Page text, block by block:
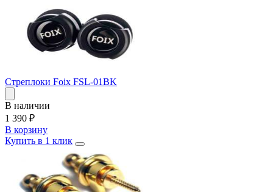
Стреплоки Foix FSL-01BK
В наличии
1 390 ₽
В корзину
Купить в 1 клик